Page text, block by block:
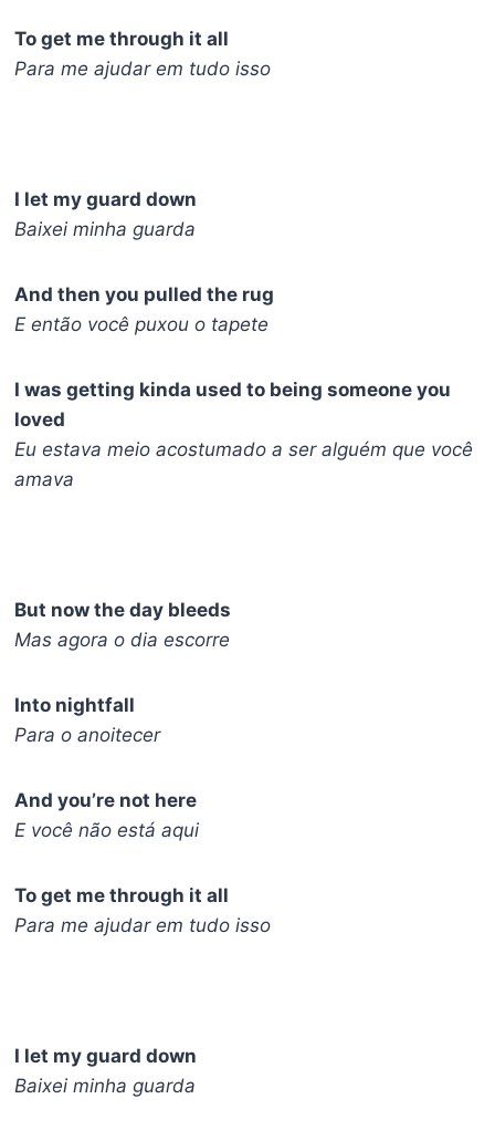
To get me through it all
Para me ajudar em tudo isso
I let my guard down
Baixei minha guarda
And then you pulled the rug
E então você puxou o tapete
I was getting kinda used to being someone you
loved
Eu estava meio acostumado a ser alguém que você
amava
But now the day bleeds
Mas agora o dia escorre
Into nightfall
Para o anoitecer
And you’re not here
E você não está aqui
To get me through it all
Para me ajudar em tudo isso
I let my guard down
Baixei minha guarda